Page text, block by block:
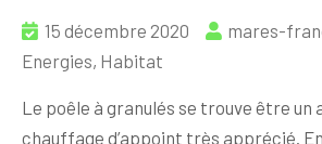
15 décembre 2020
mares-
Energies, Habitat
Le poêle à granulés se trouve être un
chauffage d’appoint très apprécié.